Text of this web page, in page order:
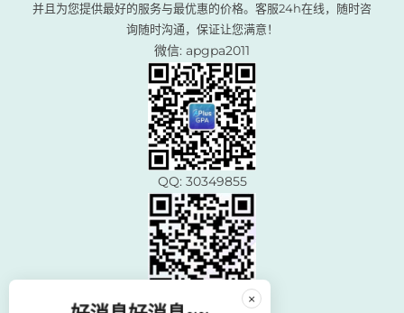
并且为您提供最好的服务与最优惠的价格。客服24h在线，随时咨
询随时沟通，保证让您满意！
微信: apgpa2011
QQ: 30349855
×